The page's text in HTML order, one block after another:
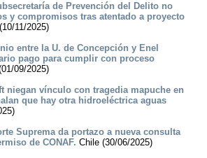
de Prevención del Delito no
y compromisos tras atentado a proyecto
11/2025)
entre la U. de Concepción y Enel
pago para cumplir con proceso
09/2025)
niegan vínculo con tragedia mapuche en
que hay otra hidroeléctrica aguas
Suprema da portazo a nueva consulta
de CONAF. Chile (30/06/2025)